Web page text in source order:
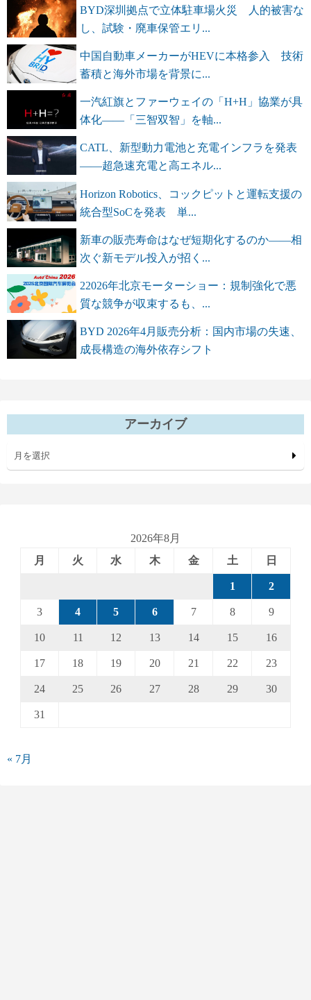
BYD深圳拠点で立体駐車場火災 人的被害な
し、試験・廃車保管エリ...
中国自動車メーカーがHEVに本格参入 技術
蓄積と海外市場を背景に...
一汽紅旗とファーウェイの「H+H」協業が具
体化――「三智双智」を軸...
CATL、新型動力電池と充電インフラを発表
――超急速充電と高エネル...
Horizon Robotics、コックピットと運転支援の
統合型SoCを発表 単...
新車の販売寿命はなぜ短期化するのか――相
次ぐ新モデル投入が招く...
22026年北京モーターショー：規制強化で悪
質な競争が収束するも、...
BYD 2026年4月販売分析：国内市場の失速、
成長構造の海外依存シフト
アーカイブ
月を選択
2026年8月
月
火 水 木 金 土 日
1 2
3 4 5 6 7 8 9
10 11 12 13 14 15 16
17 18 19 20 21 22 23
24 25 26 27 28 29 30
31
« 7月